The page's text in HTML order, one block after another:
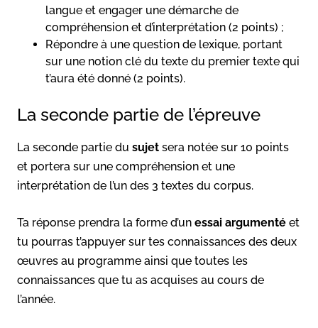
langue et engager une démarche de
compréhension et d’interprétation (2 points) ;
Répondre à une question de lexique, portant
sur une notion clé du texte du premier texte qui
t’aura été donné (2 points).
La seconde partie de l’épreuve
La seconde partie du sujet sera notée sur 10 points
et portera sur une compréhension et une
interprétation de l’un des 3 textes du corpus.
Ta réponse prendra la forme d’un essai argumenté et
tu pourras t’appuyer sur tes connaissances des deux
œuvres au programme ainsi que toutes les
connaissances que tu as acquises au cours de
l’année.